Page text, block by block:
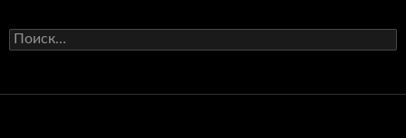
Найти: